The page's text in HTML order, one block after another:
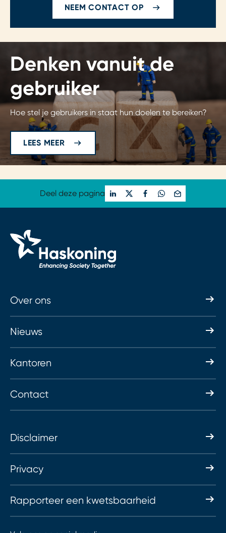
NEEM CONTACT OP
Denken vanuit de
gebruiker
Hoe stel je gebruikers in staat hun doelen te bereiken?
LEES MEER
Deel deze pagina
Over ons
Nieuws
Kantoren
Contact
Disclaimer
Privacy
Rapporteer een kwetsbaarheid